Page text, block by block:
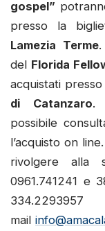
gospel”
presso la
Lamezia Terme.
del Florida
acquistati
di Catanzaro.
possibile
l’acquisto on
rivolgere alla
0961.741241 e
mail